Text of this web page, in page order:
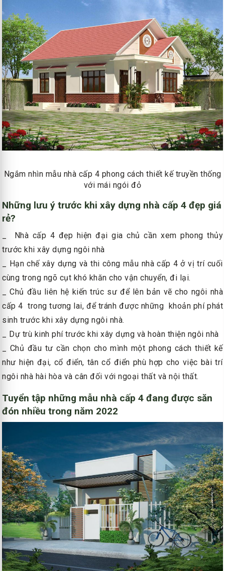
Ngắm nhìn mẫu nhà cấp 4 phong cách thiết kế truyền thống
với mái ngói đỏ
Những lưu ý trước khi xây dựng nhà cấp 4 đẹp giá
rẻ?
_ Nhà cấp 4 đẹp hiện đại gia chủ cần xem phong thủy
trước khi xây dựng ngôi nhà
_ Hạn chế xây dựng và thi công mẫu nhà cấp 4 ở vị trí cuối
cùng trong ngõ cụt khó khăn cho vận chuyển, đi lại.
_ Chủ đầu liên hệ kiến trúc sư để lên bản vẽ cho ngôi nhà
cấp 4 trong tương lai, để tránh được những khoản phí phát
sinh trước khi xây dựng ngôi nhà.
_ Dự trù kinh phí trước khi xây dựng và hoàn thiện ngôi nhà
_ Chủ đầu tư cần chọn cho mình một phong cách thiết kế
như hiện đại, cổ điển, tân cổ điển phù hợp cho việc bài trí
ngôi nhà hài hòa và cân đối với ngoại thất và nội thất.
Tuyển tập những mẫu nhà cấp 4 đang được săn
đón nhiều trong năm 2022